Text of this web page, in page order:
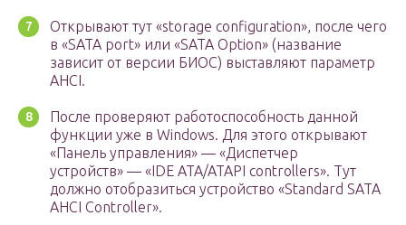
Открывают тут «storage configuration», после чего
в «SATA port» или «SATA Option» (название
зависит от версии БИОС) выставляют параметр
AHCI.
После проверяют работоспособность данной
функции уже в Windows. Для этого открывают
«Панель управления» — «Диспетчер
устройств» — «IDE ATA/ATAPI controllers». Тут
должно отобразиться устройство «Standard SATA
AHCI Controller».